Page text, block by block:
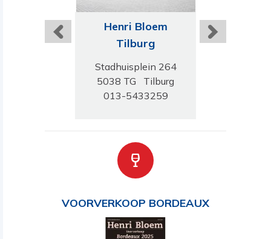
Henri Bloem
Tilburg
Stadhuisplein 264
5038 TG Tilburg
013-5433259
VOORVERKOOP BORDEAUX